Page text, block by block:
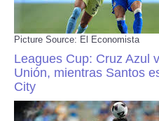
Picture Source: El Economista
Leagues Cup: Cruz Azul
Unión, mientras Santos
City